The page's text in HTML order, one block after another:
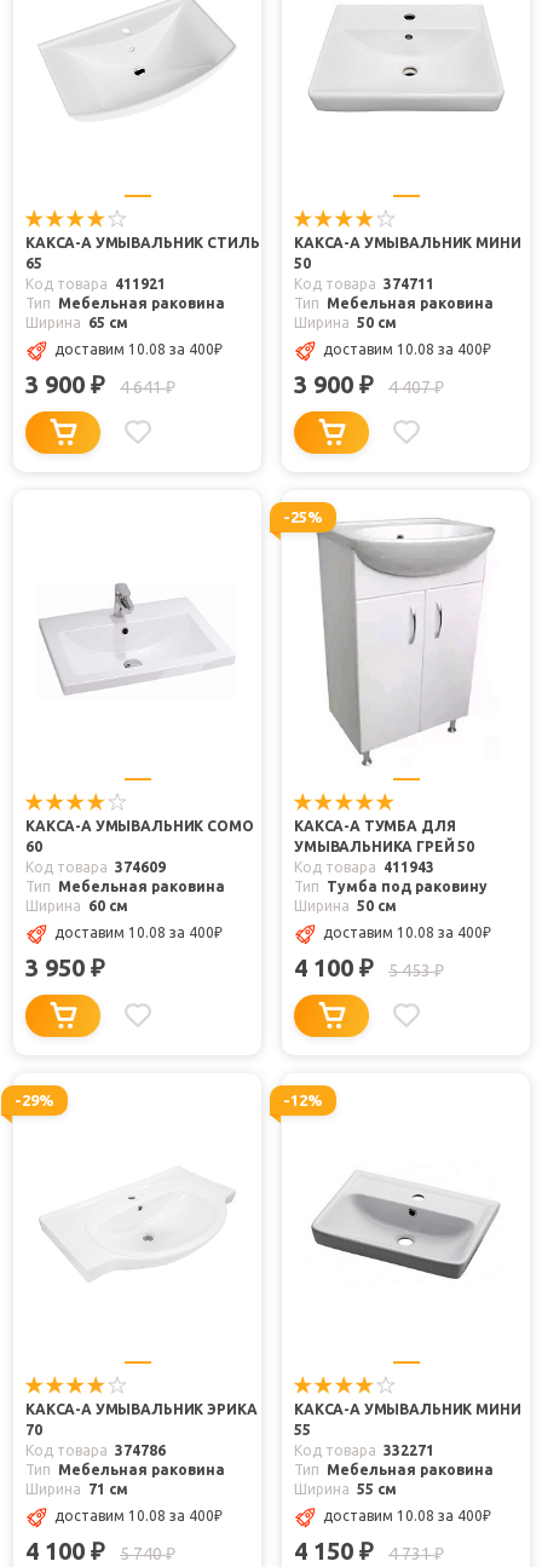
КАКСА-А УМЫВАЛЬНИК СТИЛЬ
65
Код товара
411921
Тип
Мебельная раковина
Ширина
65 см
доставим 10.08 за 400₽
3 900 ₽ 4 641₽
КАКСА-А УМЫВАЛЬНИК МИНИ
50
Код товара 374711
Тип
Мебельная раковина
Ширина 50 см
доставим 10.08 за 400₽
3 900 ₽ 4 407₽
КАКСА-А УМЫВАЛЬНИК COMO
60
Код товара 374609
Тип
Мебельная раковина
Ширина
60 см
доставим 10.08 за 400₽
3 950 ₽
-25%
КАКСА-А ТУМБА ДЛЯ
УМЫВАЛЬНИКА ГРЕЙ 50
Код товара
411943
Тип
Тумба под раковину
Ширина 50 см
доставим 10.08 за 400₽
4 100 ₽ 5 453₽
-29%
КАКСА-А УМЫВАЛЬНИК ЭРИКА
70
Код товара 374786
Тип
Мебельная раковина
Ширина
71 см
доставим 10.08 за 400₽
4 100 ₽ 5 740₽
-12%
КАКСА-А УМЫВАЛЬНИК МИНИ
55
Код товара 332271
Тип
Мебельная раковина
Ширина 55 см
доставим 10.08 за 400₽
4 150 ₽ 4 731₽